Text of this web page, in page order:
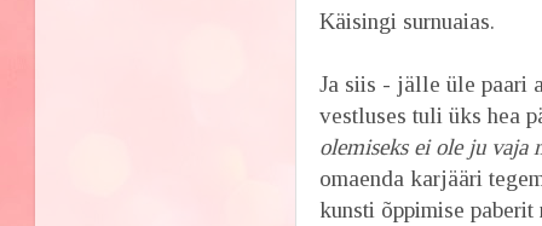
Käisingi surnuaias.
Ja siis - jälle üle paari
vestluses tuli üks hea
olemiseks ei ole ju vaja
omaenda karjääri
kunsti õppimise